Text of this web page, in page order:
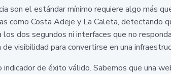
son el estándar mínimo requiere algo más
como Costa Adeje y La Caleta, detectando
dos segundos ni interfaces que no
visibilidad para convertirse en una
de éxito válido. Sabemos que una